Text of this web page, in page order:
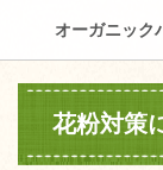
オーガニック
花粉対策